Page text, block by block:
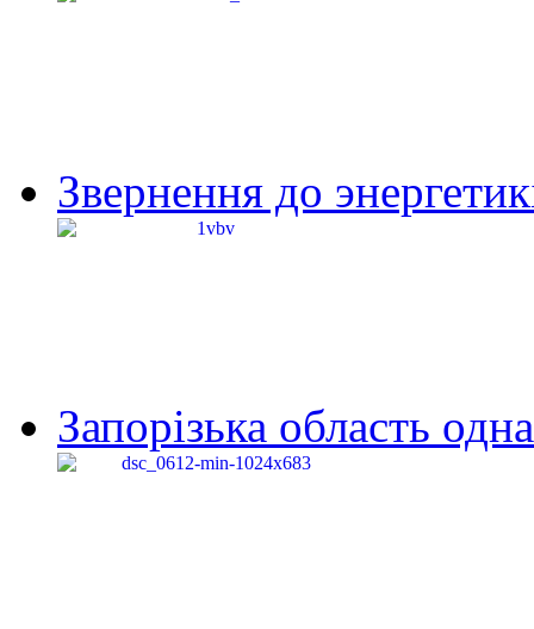
Звернення до
Запорізька область